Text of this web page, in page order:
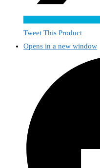
Tweet This Product
Opens in a new window